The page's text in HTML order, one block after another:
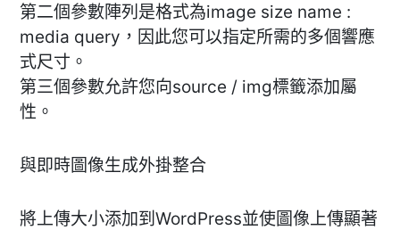
第二個參數陣列是格式為image size name :
media query，因此您可以指定所需的多個響應
式尺寸。
第三個參數允許您向source / img標籤添加屬
性。
與即時圖像生成外掛整合
將上傳大小添加到WordPress並使圖像上傳顯著